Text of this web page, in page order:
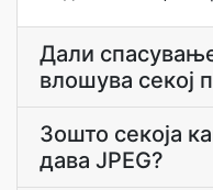
Дали
влошува секој
Зошто секоја
дава JPEG?